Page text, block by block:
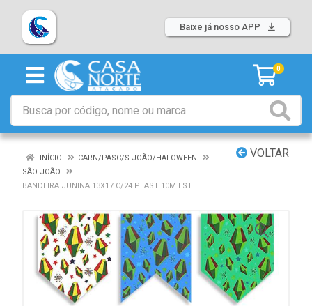
Baixe já nosso APP
0
VOLTAR
INÍCIO
CARN/PASC/S.JOÃO/HALOWEEN
SÃO JOÃO
BANDEIRA JUNINA 13X17 C/24 PLAST 10M EST